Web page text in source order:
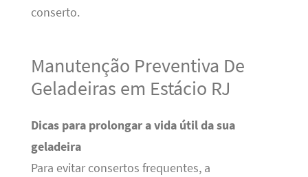
conserto.
Manutenção Preventiva De
Geladeiras em Estácio RJ
Dicas para prolongar a vida útil da sua
geladeira
Para evitar consertos frequentes, a